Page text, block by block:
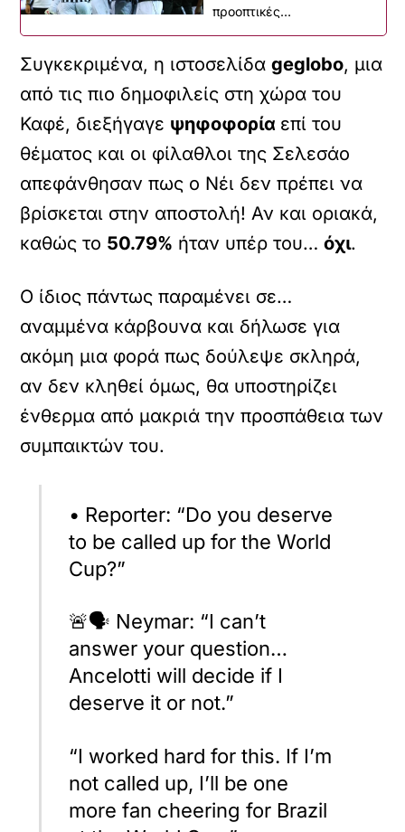
προοπτικές…
Συγκεκριμένα, η ιστοσελίδαgeglobo, μια
από τις πιο δημοφιλείς στη χώρα του
Καφέ, διεξήγαγε ψηφοφορία επί του
θέματος και οι φίλαθλοι της Σελεσάο
απεφάνθησαν πως ο Νέι δεν πρέπει να
βρίσκεται στην αποστολή! Αν και οριακά,
καθώς το 50.79% ήταν υπέρ του…όχι.
Ο ίδιος πάντως παραμένει σε…
αναμμένα κάρβουνα και δήλωσε για
ακόμη μια φορά πως δούλεψε σκληρά,
αν δεν κληθεί όμως, θα υποστηρίζει
ένθερμα από μακριά την προσπάθεια των
συμπαικτών του.
• Reporter: “Do you deserve
to be called up for the World
Cup?”
🚨🗣️ Neymar: “I can’t
answer your question…
Ancelotti will decide if I
deserve it or not.”
“I worked hard for this. If I’m
not called up, I’ll be one
more fan cheering for Brazil